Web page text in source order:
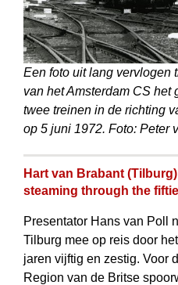
Een foto uit lang vervlogen
van het Amsterdam CS het
twee treinen in de richting
op 5 juni 1972. Foto: Peter
Hart van Brabant
steaming through the
Presentator Hans van Poll
Tilburg mee op reis door
jaren vijftig en zestig. Voor
Region van de Britse